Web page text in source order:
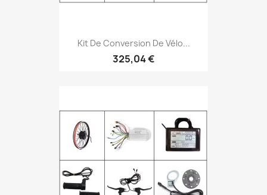
Kit De Conversion De Vélo...
325,04 €